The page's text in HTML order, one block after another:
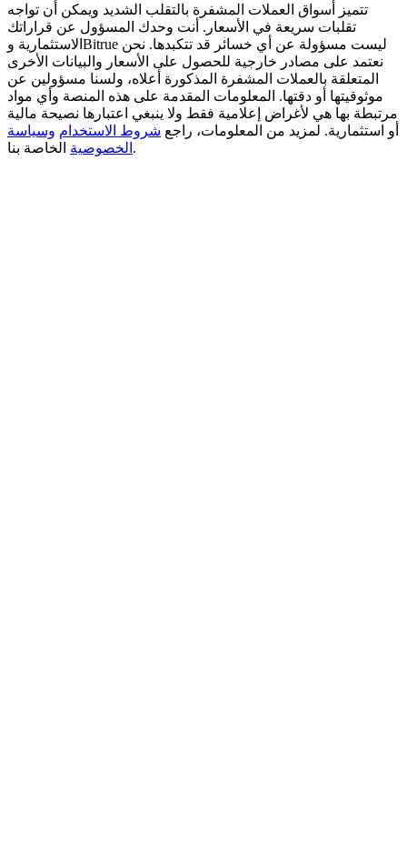
Exclusive for BitMart Users
Register & Trade to Win 500,000 USDT
Precious Metals Trading Carnival
تتميز أسواق العملات المشفرة بالتقلب الشديد ويمكن أن تواجه
تقلبات سريعة في الأسعار. أنت وحدك المسؤول عن قراراتك
الاستثمارية وBitrue ليست مسؤولة عن أي خسائر قد تتكبدها. نحن
نعتمد على مصادر خارجية للحصول على الأسعار والبيانات الأخرى
المتعلقة بالعملات المشفرة المذكورة أعلاه، ولسنا مسؤولين عن
موثوقيتها أو دقتها. المعلومات المقدمة على هذه المنصة وأي مواد
مرتبطة بها هي لأغراض إعلامية فقط ولا ينبغي اعتبارها نصيحة مالية
أو استثمارية. لمزيد من المعلومات، راجع شروط الاستخدام وسياسة
الخصوصية الخاصة بنا.